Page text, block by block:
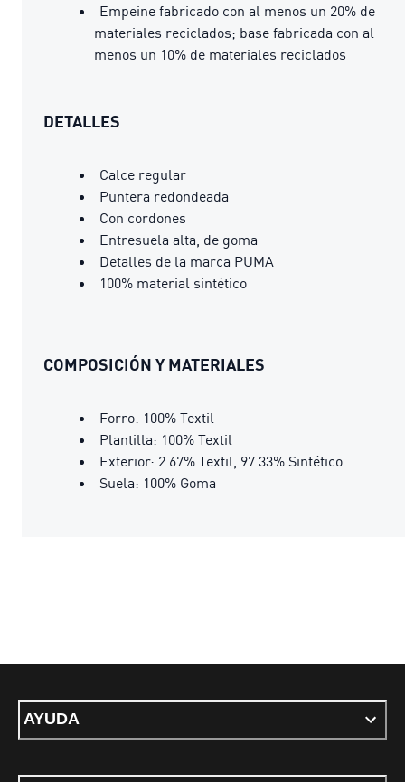
Empeine fabricado con al menos un 20% de
materiales reciclados; base fabricada con al
menos un 10% de materiales reciclados
DETALLES
Calce regular
Puntera redondeada
Con cordones
Entresuela alta, de goma
Detalles de la marca PUMA
100% material sintético
COMPOSICIÓN Y MATERIALES
Forro: 100% Textil
Plantilla: 100% Textil
Exterior: 2.67% Textil, 97.33% Sintético
Suela: 100% Goma
AYUDA